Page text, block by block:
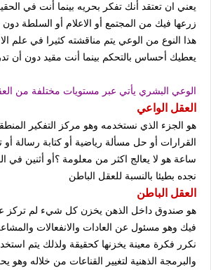
يعني ان تعتقد أنك تفكر بحريه بينما أنت في
زرعها فيك من المجتمع أو الاعلام أو السلطة
هذا النوع من الوعي يتم مناقشته كثيرا في علم
يعطيك أحساس بالتحكم بينما أنت مقيد دون أن
الوعي البشري يأتي عبر مستويات مختلفة من
العقل الواعي
هو الجزء الذي نستخدمه وهو مركز التفكير
القرارات أو حل مسألة رياضية أو كتابة رسالة
ساعة هو لا يعالج اكثر من معلومة ؟أو أثنين في
نجده بطيئا بالنسبة للعقل الباطن
العقل الباطن
هو صندوق داخل الذهن يخزن كل شيء لم تركز
فيك وهو مسئول عن العادات والانفعالات والمشاعر
نكرر فكرة معينة يخزنها كحقيقة ولذلك يتم
والبرمجة الذهنية لتغيير القناعات من خلاله وهو